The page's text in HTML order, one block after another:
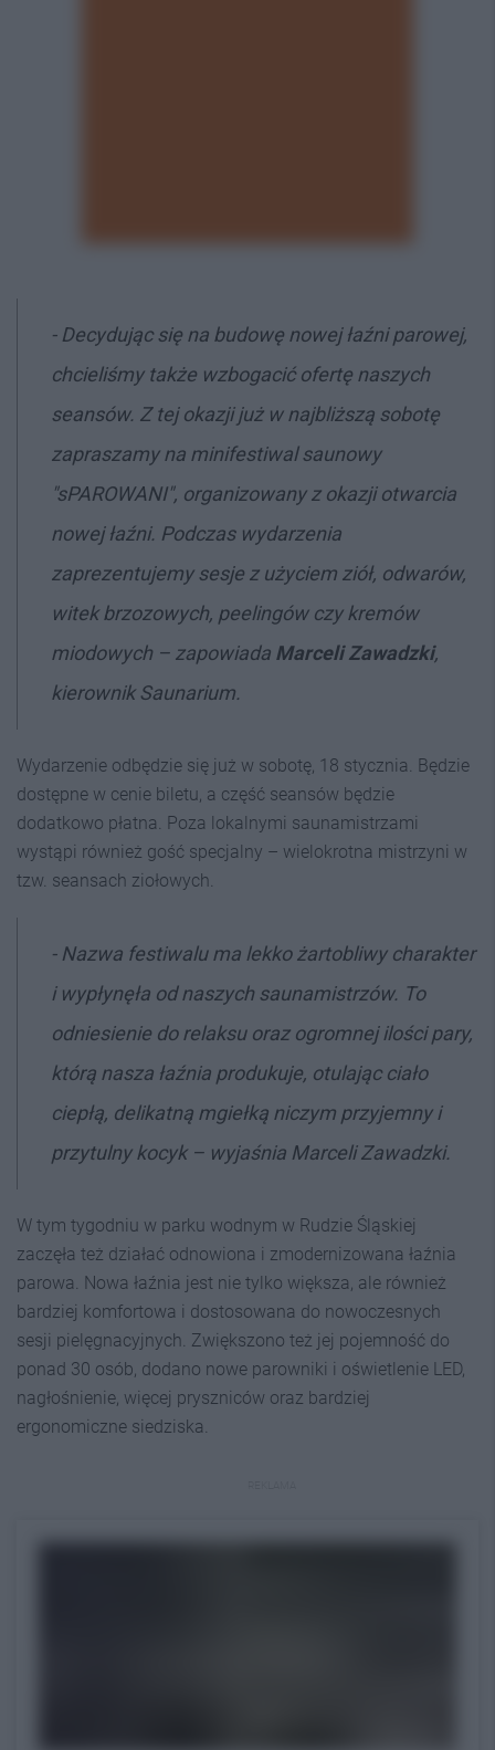
- Decydując się na budowę nowej łaźni parowej,
chcieliśmy także wzbogacić ofertę naszych
seansów. Z tej okazji już w najbliższą sobotę
zapraszamy na minifestiwal saunowy
"sPAROWANI", organizowany z okazji otwarcia
nowej łaźni. Podczas wydarzenia
zaprezentujemy sesje z użyciem ziół, odwarów,
witek brzozowych, peelingów czy kremów
miodowych – zapowiada Marceli Zawadzki,
kierownik Saunarium.
Wydarzenie odbędzie się już w sobotę, 18 stycznia. Będzie
dostępne w cenie biletu, a część seansów będzie
dodatkowo płatna. Poza lokalnymi saunamistrzami
wystąpi również gość specjalny – wielokrotna mistrzyni w
tzw. seansach ziołowych.
- Nazwa festiwalu ma lekko żartobliwy charakter
i wypłynęła od naszych saunamistrzów. To
odniesienie do relaksu oraz ogromnej ilości pary,
którą nasza łaźnia produkuje, otulając ciało
ciepłą, delikatną mgiełką niczym przyjemny i
przytulny kocyk – wyjaśnia Marceli Zawadzki.
W tym tygodniu w parku wodnym w Rudzie Śląskiej
zaczęła też działać odnowiona i zmodernizowana łaźnia
parowa. Nowa łaźnia jest nie tylko większa, ale również
bardziej komfortowa i dostosowana do nowoczesnych
sesji pielęgnacyjnych. Zwiększono też jej pojemność do
ponad 30 osób, dodano nowe parowniki i oświetlenie LED,
nagłośnienie, więcej pryszniców oraz bardziej
ergonomiczne siedziska.